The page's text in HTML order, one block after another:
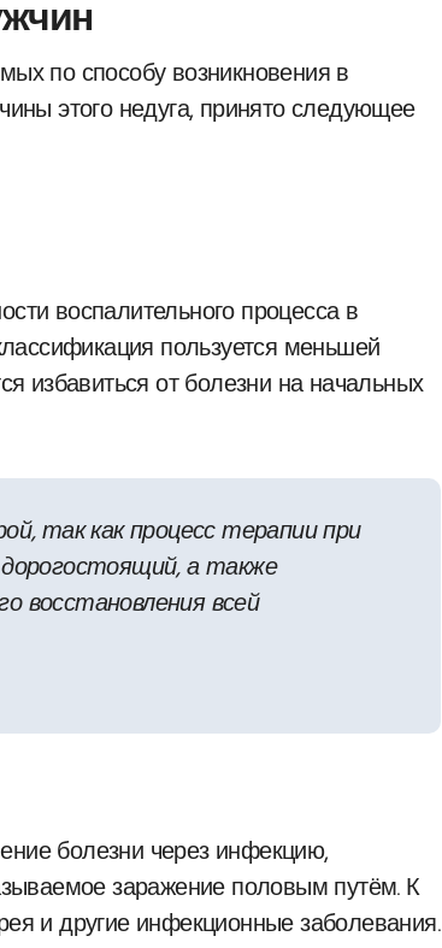
по способу возникновения в
этого недуга, принято следующее
воспалительного процесса в
пользуется меньшей
избавиться от болезни на начальных
так как процесс терапии при
а также
восстановления всей
болезни через инфекцию,
заражение половым путём. К
и другие инфекционные заболевания.